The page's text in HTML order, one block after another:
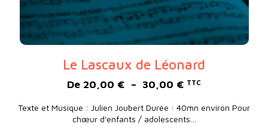
Le Lascaux de Léonard
De 20,00 € – 30,00 € Plage de prix :
TTC
Texte et Musique : Julien Joubert Durée : 40mn environ Pour
chœur d'enfants / adolescents…